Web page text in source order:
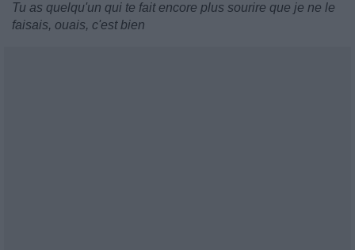
Tu as quelqu'un qui te fait encore plus sourire que je ne le
faisais, ouais, c'est bien